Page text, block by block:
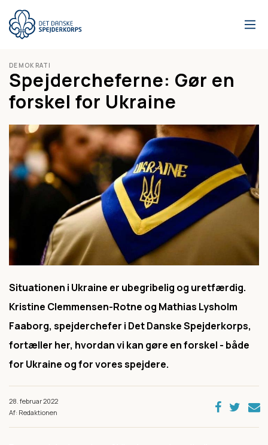
hovedindhold
DEMOKRATI
Spejdercheferne: Gør en
forskel for Ukraine
Situationen i Ukraine er ubegribelig og uretfærdig.
Kristine Clemmensen-Rotne og Mathias Lysholm
Faaborg, spejderchefer i Det Danske Spejderkorps,
fortæller her, hvordan vi kan gøre en forskel - både
for Ukraine og for vores spejdere.
28. februar 2022
Af: Redaktionen